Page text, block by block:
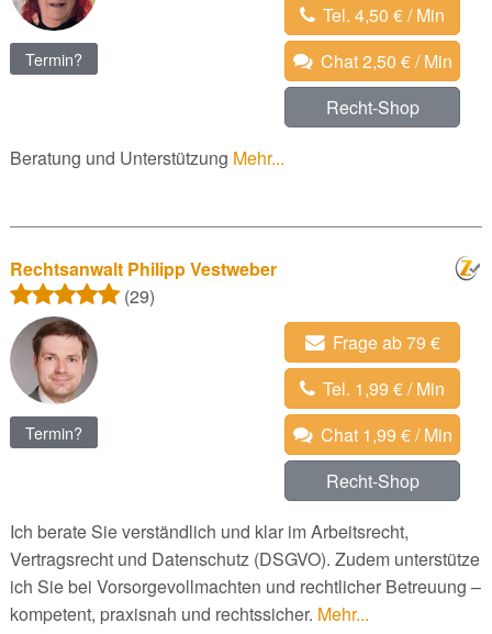
Termin?
Tel. 4,50 € / Min
Chat 2,50 € / Min
Recht-Shop
Beratung und Unterstützung Mehr...
Rechtsanwalt Philipp Vestweber
(29)
Termin?
Frage ab 79 €
Tel. 1,99 € / Min
Chat 1,99 € / Min
Recht-Shop
Ich berate Sie verständlich und klar im Arbeitsrecht,
Vertragsrecht und Datenschutz (DSGVO). Zudem unterstütze
ich Sie bei Vorsorgevollmachten und rechtlicher Betreuung –
kompetent, praxisnah und rechtssicher. Mehr...